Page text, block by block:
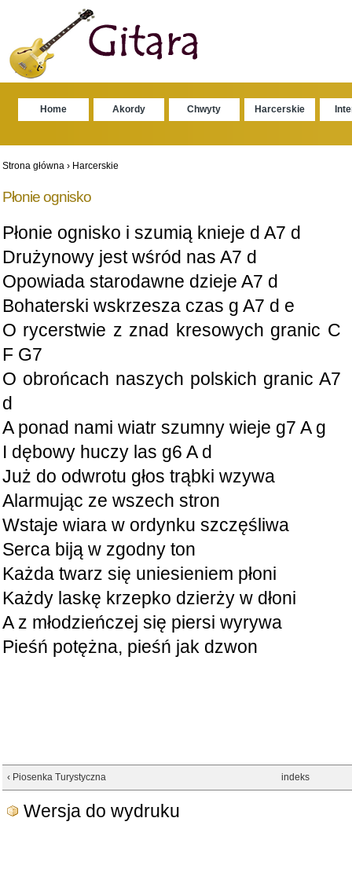
Home Akordy Chwyty Harcerskie
Strona główna› Harcerskie
Płonie ognisko
Płonie ognisko i szumią knieje d A7 d
Drużynowy jest wśród nas A7 d
Opowiada starodawne dzieje A7 d
Bohaterski wskrzesza czas g A7 d e
O rycerstwie z znad kresowych granic C
F G7
O obrońcach naszych polskich granic A7
d
A ponad nami wiatr szumny wieje g7 A g
I dębowy huczy las g6 A d
Już do odwrotu głos trąbki wzywa
Alarmując ze wszech stron
Wstaje wiara w ordynku szczęśliwa
Serca biją w zgodny ton
Każda twarz się uniesieniem płoni
Każdy laskę krzepko dzierży w dłoni
A z młodzieńczej się piersi wyrywa
Pieśń potężna, pieśń jak dzwon
‹ Piosenka Turystyczna indeks
Wersja do wydruku